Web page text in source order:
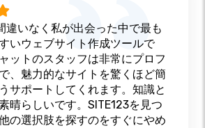
違いなく私が出会った中で最も
いウェブサイト作成ツールで
ットのスタッフは非常にプロフ
、魅力的なサイトを驚くほど簡
サポートしてくれます。知識と
晴らしいです。SITE123を見つ
の選択肢を探すのをすぐにやめ